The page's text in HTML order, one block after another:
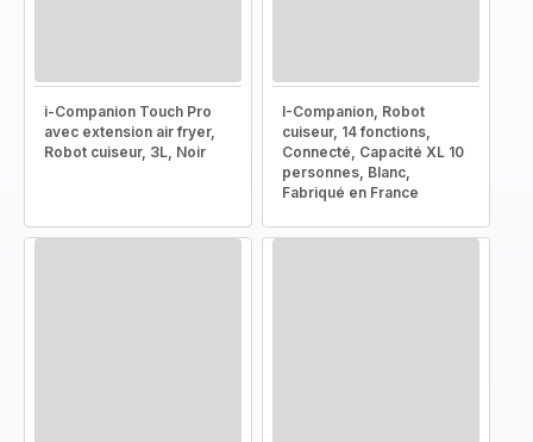
i-Companion Touch Pro
avec extension air fryer,
Robot cuiseur, 3L, Noir
I-Companion, Robot
cuiseur, 14 fonctions,
Connecté, Capacité XL 10
personnes, Blanc,
Fabriqué en France